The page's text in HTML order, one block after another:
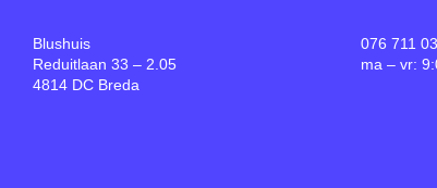
Blushuis
Reduitlaan 33 – 2.05
4814 DC Breda
076 711
ma – vr: